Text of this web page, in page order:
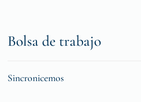
Bolsa de trabajo
Sincronicemos